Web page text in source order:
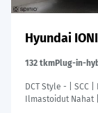
Hyundai
132 tkmPlug-in-
DCT Style - | SCC
Ilmastoidut